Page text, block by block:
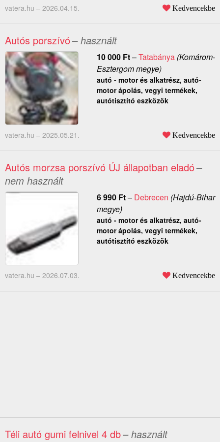
vatera.hu – 2026.04.15. Kedvencekbe
Autós porszívó– használt
10 000 Ft–Tatabánya(Komárom-
Esztergom megye)
autó - motor és alkatrész, autó-
motor ápolás, vegyi termékek,
autótisztító eszközök
vatera.hu – 2025.05.21. Kedvencekbe
Autós morzsa porszívó ÚJ állapotban eladó–
nem használt
6 990 Ft– Debrecen (Hajdú-Bihar
megye)
autó - motor és alkatrész, autó-
motor ápolás, vegyi termékek,
autótisztító eszközök
vatera.hu – 2026.07.03. Kedvencekbe
Téli autó gumi felnivel 4 db– használt